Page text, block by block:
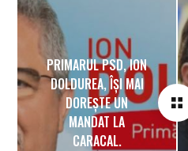
PRIMARUL PSD, ION
DOLDUREA, ÎȘI MAI
DOREȘTE UN
MANDAT LA
CARACAL.